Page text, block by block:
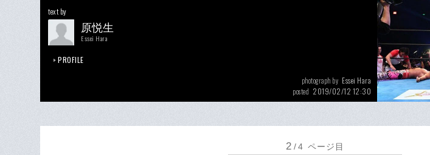
text by
原悦生
Essei Hara
PROFILE
photograph by Essei Hara
posted 2019/02/12 12:30
2013年にプ
2 /4 ページ目